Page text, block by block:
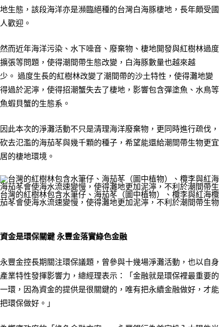
地生態，該段海洋亦是瀕臨絕種的台灣白海豚棲地，長年頗受國
人歡迎。
然而近年海洋污染、水下噪音、廢棄物、棲地開發與紅樹林過度
擴張等問題，使得潮間帶生態改變，白海豚數量也越來越
少。 過度生長的紅樹林改變了潮間帶的沙土特性，使得灘地變
得過於泥濘，使得招潮蟹失去了棲地，影響包含彈塗魚、水鳥等
魚蝦貝蟹的生態系。
因此本次的淨灘活動不只是清理海洋廢棄物，更同時進行疏伐，
砍去氾濫的海茄苳與幾千顆的種子，希望能還給潮間帶生物更宜
居的棲地環境。
台灣的紅樹林包含水筆仔、海茄苳（圖中植物）、欖李與紅海
茄苳會使海水流速變慢，使得灘地更加泥濘，不利於潮間帶生
資金是環保關鍵 永豐金落實綠色金融
永豐金控長期關注環保議題，曾參與十幾場淨灘活動，也以自身
產業特性發揮影響力，總經理表示：「金融就是環保裡最重要的
一環，因為資金的提供是很關鍵的，唯有把永續金融做好，才能
把環保做好。」